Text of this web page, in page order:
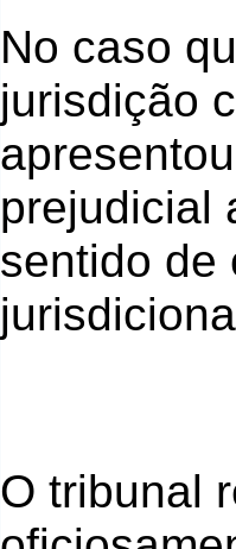
No caso
jurisdição
prejudicial
sentido de
O tribunal